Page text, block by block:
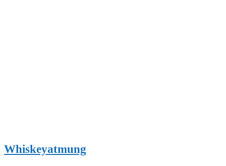
Whiskeyatmung